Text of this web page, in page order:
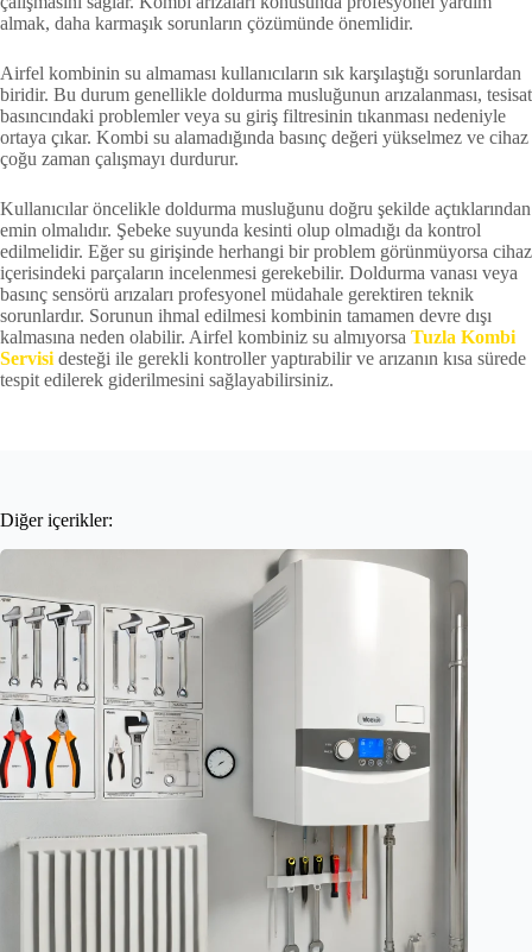
almak, daha karmaşık sorunların çözümünde önemlidir.
Airfel kombinin su almaması kullanıcıların sık karşılaştığı sorunlardan
biridir. Bu durum genellikle doldurma musluğunun arızalanması, tesisat
basıncındaki problemler veya su giriş filtresinin tıkanması nedeniyle
ortaya çıkar. Kombi su alamadığında basınç değeri yükselmez ve cihaz
çoğu zaman çalışmayı durdurur.
Kullanıcılar öncelikle doldurma musluğunu doğru şekilde açtıklarından
emin olmalıdır. Şebeke suyunda kesinti olup olmadığı da kontrol
edilmelidir. Eğer su girişinde herhangi bir problem görünmüyorsa cihaz
içerisindeki parçaların incelenmesi gerekebilir. Doldurma vanası veya
basınç sensörü arızaları profesyonel müdahale gerektiren teknik
sorunlardır. Sorunun ihmal edilmesi kombinin tamamen devre dışı
kalmasına neden olabilir. Airfel kombiniz su almıyorsa Tuzla Kombi
Servisi desteği ile gerekli kontroller yaptırabilir ve arızanın kısa sürede
tespit edilerek giderilmesini sağlayabilirsiniz.
Diğer içerikler: